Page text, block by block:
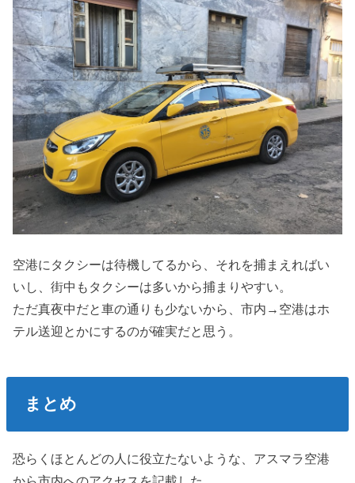
空港にタクシーは待機してるから、それを捕まえればい
いし、街中もタクシーは多いから捕まりやすい。
ただ真夜中だと車の通りも少ないから、市内→空港はホ
テル送迎とかにするのが確実だと思う。
まとめ
恐らくほとんどの人に役立たないような、アスマラ空港